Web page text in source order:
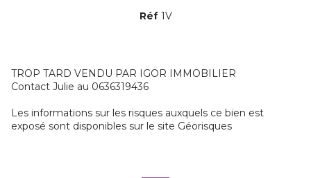
Réf 1V
TROP TARD VENDU PAR IGOR IMMOBILIER
Contact Julie au 0636319436
Les informations sur les risques auxquels ce bien est
exposé sont disponibles sur le site Géorisques